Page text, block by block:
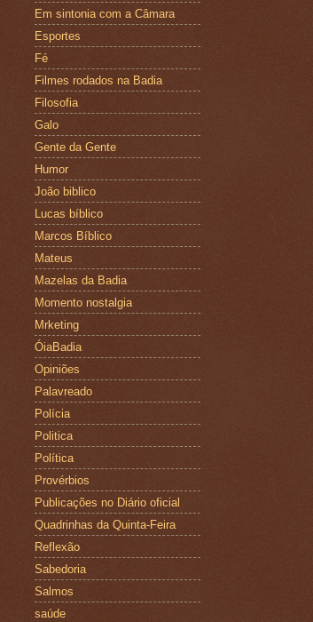
Em sintonia com a Câmara
Esportes
Fé
Filmes rodados na Badia
Filosofia
Galo
Gente da Gente
Humor
João biblico
Lucas bíblico
Marcos Bíblico
Mateus
Mazelas da Badia
Momento nostalgia
Mrketing
ÓiaBadia
Opiniões
Palavreado
Polícia
Politica
Política
Provérbios
Publicações no Diário oficial
Quadrinhas da Quinta-Feira
Reflexão
Sabedoria
Salmos
saúde